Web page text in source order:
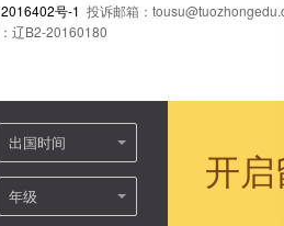
号-1 投诉邮箱：
辽B2-20160180
出国时间
年级
开启